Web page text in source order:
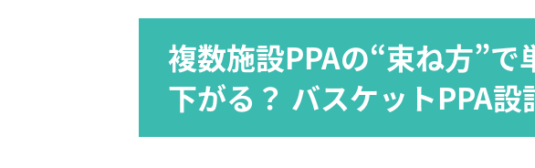
複数施設PPAの“束ね方”で
下がる？ バスケットPPA設